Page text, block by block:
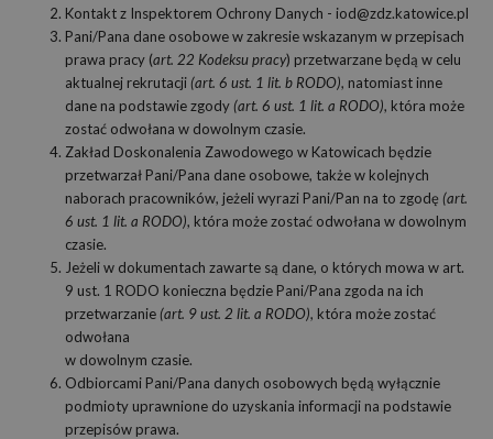
Kontakt z Inspektorem Ochrony Danych - iod@zdz.katowice.pl
Pani/Pana dane osobowe w zakresie wskazanym w przepisach
prawa pracy (art. 22 Kodeksu pracy) przetwarzane będą w celu
aktualnej rekrutacji (art. 6 ust. 1 lit. b RODO), natomiast inne
dane na podstawie zgody (art. 6 ust. 1 lit. a RODO), która może
zostać odwołana w dowolnym czasie.
Zakład Doskonalenia Zawodowego w Katowicach będzie
przetwarzał Pani/Pana dane osobowe, także w kolejnych
naborach pracowników, jeżeli wyrazi Pani/Pan na to zgodę (art.
6 ust. 1 lit. a RODO), która może zostać odwołana w dowolnym
czasie.
Jeżeli w dokumentach zawarte są dane, o których mowa w art.
9 ust. 1 RODO konieczna będzie Pani/Pana zgoda na ich
przetwarzanie (art. 9 ust. 2 lit. a RODO), która może zostać
odwołana
w dowolnym czasie.
Odbiorcami Pani/Pana danych osobowych będą wyłącznie
podmioty uprawnione do uzyskania informacji na podstawie
przepisów prawa.